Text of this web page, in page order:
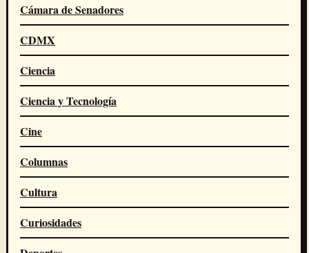
Cámara de Senadores
CDMX
Ciencia
Ciencia y Tecnología
Cine
Columnas
Cultura
Curiosidades